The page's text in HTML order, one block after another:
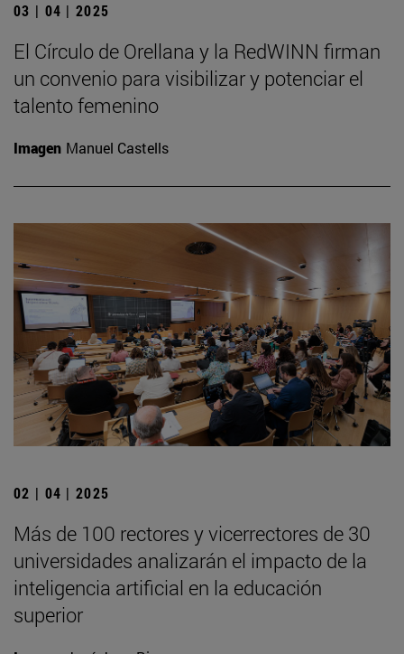
03 | 04 | 2025
El Círculo de Orellana y la RedWINN firman
un convenio para visibilizar y potenciar el
talento femenino
Imagen Manuel Castells
02 | 04 | 2025
Más de 100 rectores y vicerrectores de 30
universidades analizarán el impacto de la
inteligencia artificial en la educación
superior